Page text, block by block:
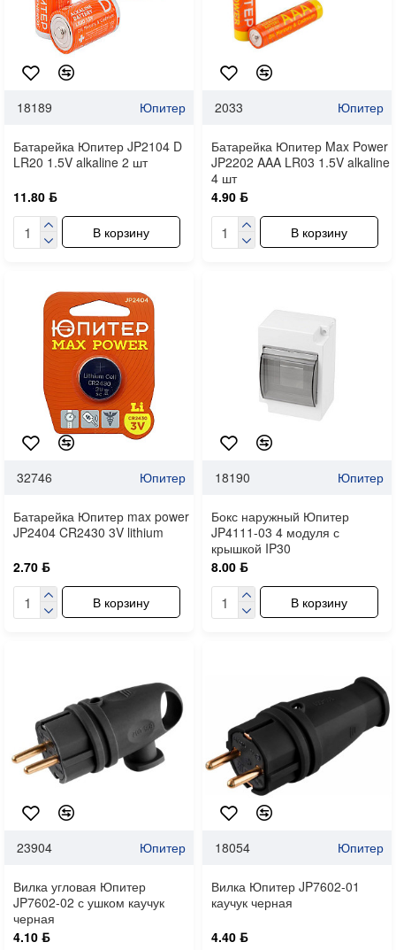
18189 Юпитер
Батарейка Юпитер JP2104 D
LR20 1.5V alkaline 2 шт
11.80 ƃ
В корзину
2033 Юпитер
Батарейка Юпитер Max Power
JP2202 AAA LR03 1.5V alkaline
4 шт
4.90 ƃ
В корзину
32746 Юпитер
Батарейка Юпитер max power
JP2404 CR2430 3V lithium
2.70 ƃ
В корзину
18190 Юпитер
Бокс наружный Юпитер
JP4111-03 4 модуля с
крышкой IP30
8.00 ƃ
В корзину
23904 Юпитер
Вилка угловая Юпитер
JP7602-02 с ушком каучук
черная
4.10 ƃ
18054 Юпитер
Вилка Юпитер JP7602-01
каучук черная
4.40 ƃ